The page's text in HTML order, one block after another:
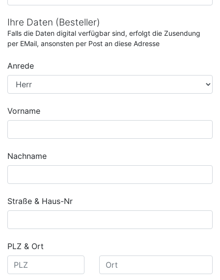
Ihre Daten (Besteller)
Falls die Daten digital verfügbar sind, erfolgt die Zusendung
per EMail, ansonsten per Post an diese Adresse
Anrede
Vorname
Nachname
Straße & Haus-Nr
PLZ & Ort